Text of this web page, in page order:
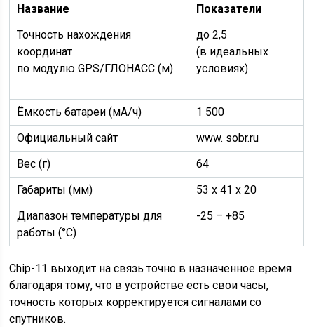
Название
Показатели
Точность нахождения
координат
по модулю GPS/ГЛОНАСС (м)
до 2,5
(в идеальных
условиях)
Ёмкость батареи (мА/ч)
1 500
Официальный сайт
www. sobr.ru
Вес (г)
64
Габариты (мм)
53 х 41 х 20
Диапазон температуры для
работы (°C)
-25 – +85
Chip-11 выходит на связь точно в назначенное время
благодаря тому, что в устройстве есть свои часы,
точность которых корректируется сигналами со
спутников.